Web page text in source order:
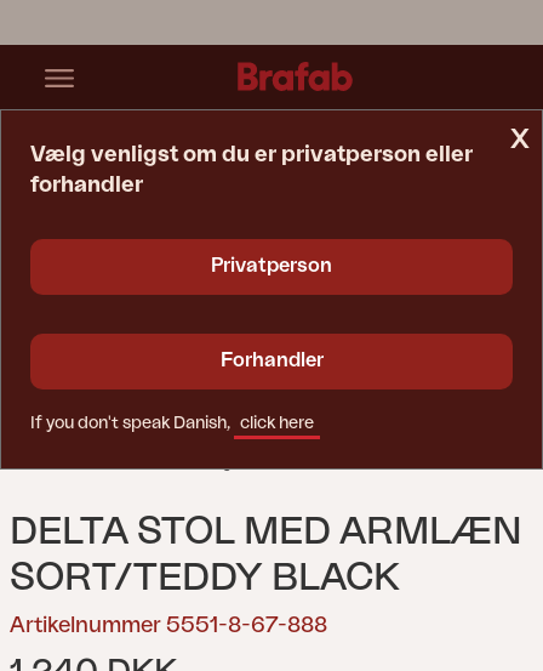
DELTA STOL MED ARMLÆN
SORT/TEDDY BLACK
Artikelnummer 5551-8-67-888
x
Vælg venligst om du er privatperson eller
forhandler
Privatperson
Forhandler
If you don't speak Danish, click here